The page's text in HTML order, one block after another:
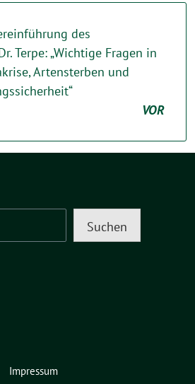
des
Terpe: „Wichtige Fragen in
Artensterben und
VOR
Suchen
Impressum